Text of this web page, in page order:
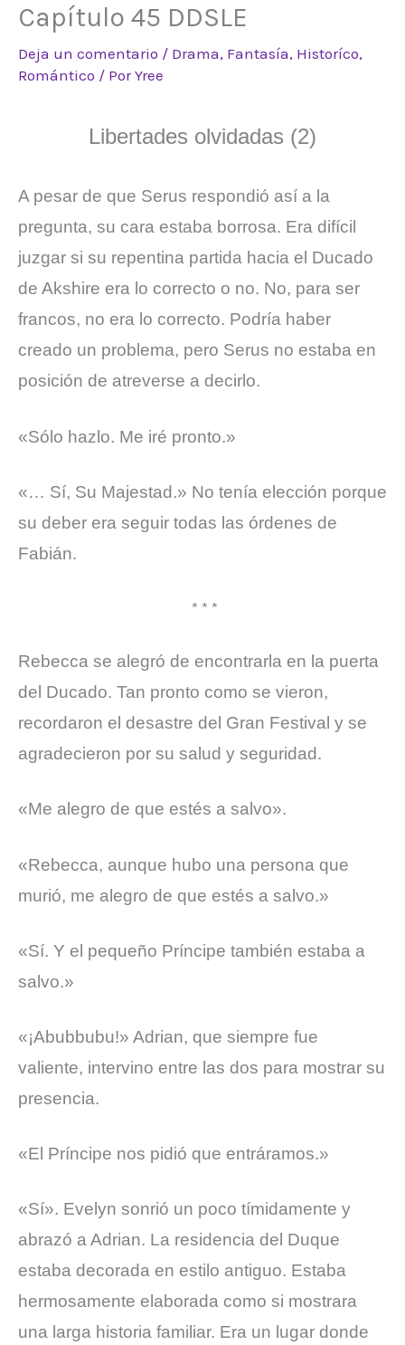
Capítulo 45 DDSLE
Deja un comentario / Drama, Fantasía, Historíco,
Romántico / PorYree
Libertades olvidadas (2)
A pesar de que Serus respondió así a la
pregunta, su cara estaba borrosa. Era difícil
juzgar si su repentina partida hacia el Ducado
de Akshire era lo correcto o no. No, para ser
francos, no era lo correcto. Podría haber
creado un problema, pero Serus no estaba en
posición de atreverse a decirlo.
«Sólo hazlo. Me iré pronto.»
«… Sí, Su Majestad.» No tenía elección porque
su deber era seguir todas las órdenes de
Fabián.
* * *
Rebecca se alegró de encontrarla en la puerta
del Ducado. Tan pronto como se vieron,
recordaron el desastre del Gran Festival y se
agradecieron por su salud y seguridad.
«Me alegro de que estés a salvo».
«Rebecca, aunque hubo una persona que
murió, me alegro de que estés a salvo.»
«Sí. Y el pequeño Príncipe también estaba a
salvo.»
«¡Abubbubu!» Adrian, que siempre fue
valiente, intervino entre las dos para mostrar su
presencia.
«El Príncipe nos pidió que entráramos.»
«Sí». Evelyn sonrió un poco tímidamente y
abrazó a Adrian. La residencia del Duque
estaba decorada en estilo antiguo. Estaba
hermosamente elaborada como si mostrara
una larga historia familiar. Era un lugar donde